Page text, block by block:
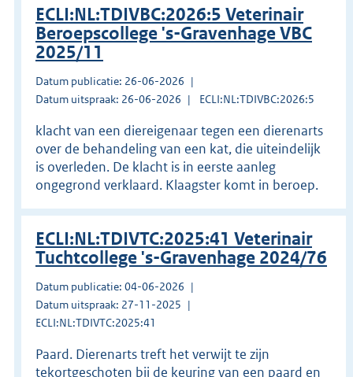
ECLI:NL:TDIVBC:2026:5 Veterinair
Beroepscollege 's-Gravenhage VBC
2025/11
Datum publicatie: 26-06-2026
Datum uitspraak: 26-06-2026
ECLI:NL:TDIVBC:2026:5
klacht van een diereigenaar tegen een dierenarts
over de behandeling van een kat, die uiteindelijk
is overleden. De klacht is in eerste aanleg
ongegrond verklaard. Klaagster komt in beroep.
ECLI:NL:TDIVTC:2025:41 Veterinair
Tuchtcollege 's-Gravenhage 2024/76
Datum publicatie: 04-06-2026
Datum uitspraak: 27-11-2025
ECLI:NL:TDIVTC:2025:41
Paard. Dierenarts treft het verwijt te zijn
tekortgeschoten bij de keuring van een paard en